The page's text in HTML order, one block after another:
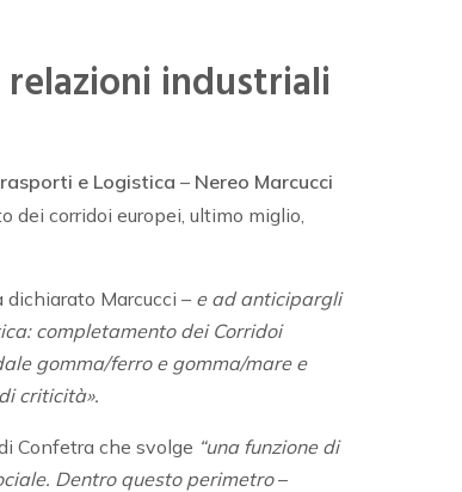
industriali
e Logistica – Nereo Marcucci
dei corridoi europei, ultimo miglio,
dichiarato Marcucci – e ad anticipargli
completamento dei Corridoi
gomma/ferro e gomma/mare e
criticità».
Confetra che svolge “una funzione di
Dentro questo perimetro–